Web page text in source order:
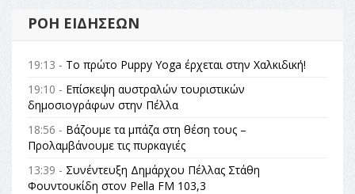
ΡΟΉ ΕΙΔΉΣΕΩΝ
19:13 - Το πρώτο Puppy Yoga έρχεται στην Χαλκιδική!
19:10 - Επίσκεψη αυστραλών τουριστικών
δημοσιογράφων στην Πέλλα
18:56 - Βάζουμε τα μπάζα στη θέση τους –
Προλαμβάνουμε τις πυρκαγιές
13:39 - Συνέντευξη Δημάρχου Πέλλας Στάθη
Φουντουκίδη στον Pella FM 103,3